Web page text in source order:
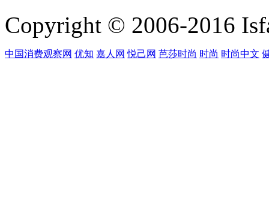
Copyright © 2006-2016
中国消费观察网 优知 嘉人网 悦己网 芭莎时尚 时尚 时尚中文